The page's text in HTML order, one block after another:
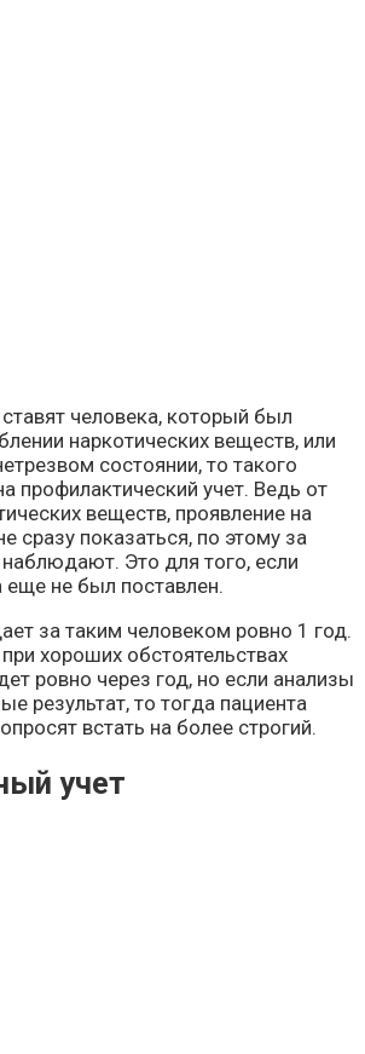
человека, который был
наркотических веществ, или
состоянии, то такого
профилактический учет. Ведь от
веществ, проявление на
сразу показаться, по этому за
Это для того, если
еще не был поставлен.
за таким человеком ровно 1 год.
хороших обстоятельствах
ровно через год, но если анализы
результат, то тогда пациента
встать на более строгий.
учет